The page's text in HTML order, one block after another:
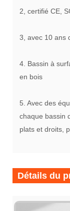
2, certifié CE,
3, avec 10 ans
4. Bassin à
en bois
5. Avec des
chaque bassin
plats et droits,
Détails du